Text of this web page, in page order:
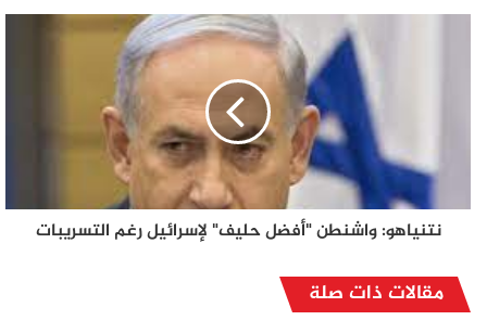
نتنياهو: واشنطن "أفضل حليف" لإسرائيل رغم التسريبات
مقالات ذات صلة